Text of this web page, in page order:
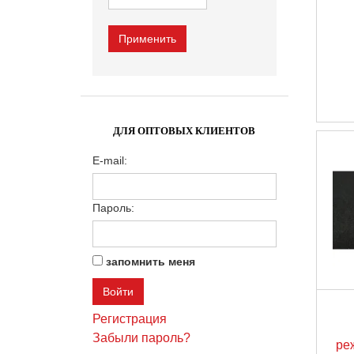
ДЛЯ ОПТОВЫХ КЛИЕНТОВ
E-mail:
Пароль:
запомнить меня
Регистрация
Забыли пароль?